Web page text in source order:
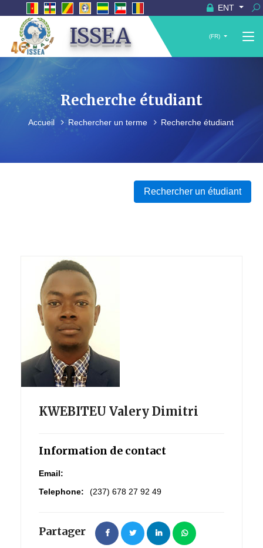
ENT
ISSEA (FR)
Recherche étudiant
Accueil Rechercher un terme Recherche étudiant
Rechercher un étudiant
KWEBITEU Valery Dimitri
Information de contact
Email:
Telephone:
(237) 678 27 92 49
Partager